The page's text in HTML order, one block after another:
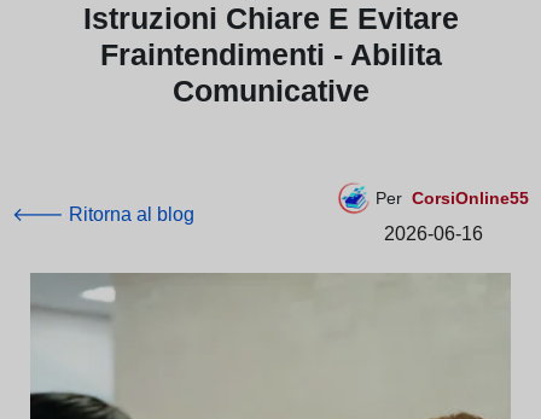
Istruzioni Chiare E Evitare
Fraintendimenti - Abilita
Comunicative
🡐 Ritorna al blog
Per CorsiOnline55
2026-06-16